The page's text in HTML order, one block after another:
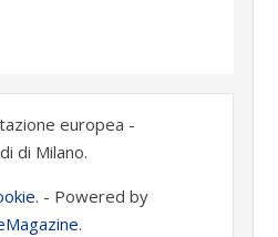
europea -
di Milano.
. - Powered by
.